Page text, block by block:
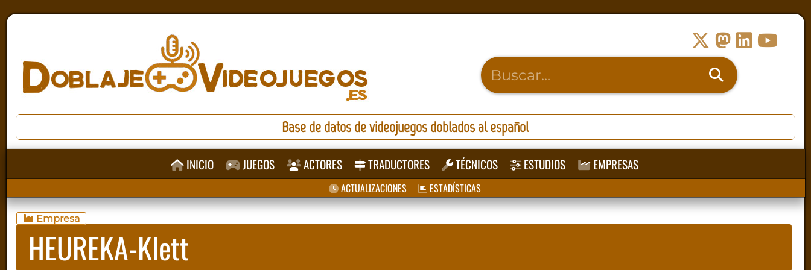
Base de datos de videojuegos doblados al español
INICIO JUEGOS ACTORES TRADUCTORES TÉCNICOS ESTUDIOS EMPRESAS
ACTUALIZACIONES ESTADÍSTICAS
Empresa
HEUREKA-Klett